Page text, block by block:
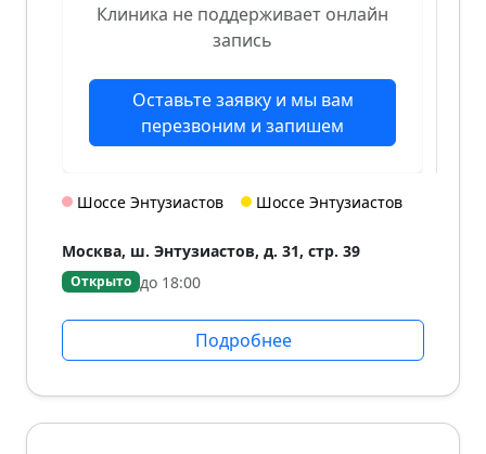
Клиника не поддерживает онлайн
запись
Оставьте заявку и мы вам
перезвоним и запишем
Шоссе Энтузиастов Шоссе Энтузиастов
Москва, ш. Энтузиастов, д. 31, стр. 39
Открыто до 18:00
Подробнее